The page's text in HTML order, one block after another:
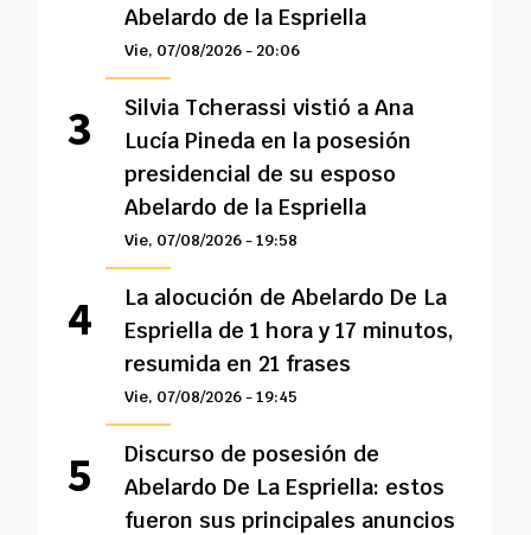
Abelardo de la Espriella
Vie, 07/08/2026 - 20:06
Silvia Tcherassi vistió a Ana
Lucía Pineda en la posesión
presidencial de su esposo
Abelardo de la Espriella
Vie, 07/08/2026 - 19:58
La alocución de Abelardo De La
Espriella de 1 hora y 17 minutos,
resumida en 21 frases
Vie, 07/08/2026 - 19:45
Discurso de posesión de
Abelardo De La Espriella: estos
fueron sus principales anuncios